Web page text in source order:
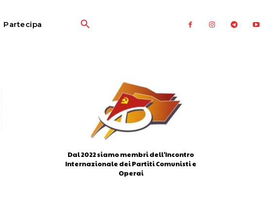
Partecipa
Dal 2022 siamo membri dell'Incontro
Internazionale dei Partiti Comunisti e
Operai